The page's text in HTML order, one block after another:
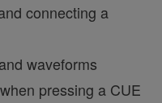
connecting a
waveforms
pressing a CUE